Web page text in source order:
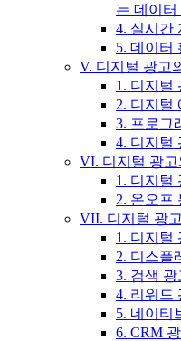
는 데이터
4. 실시간
5. 데이터
V. 디지털 광고
1. 디지털
2. 디지털
3. 프로그
4. 디지털
VI. 디지털 광고
1. 디지털
2. 온오프
VII. 디지털 광
1. 디지털
2. 디스플
3. 검색 광
4. 리워드
5. 네이티
6. CRM